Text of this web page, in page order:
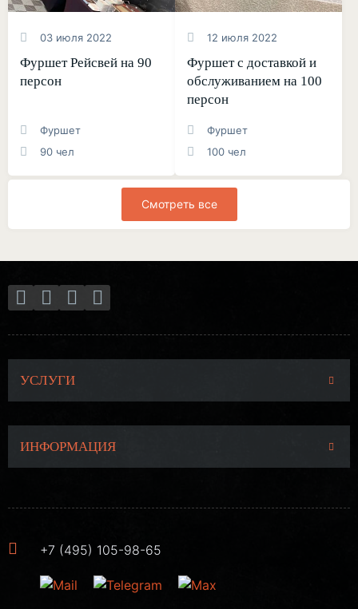
03 июля 2022
Фуршет Рейсвей на 90
персон
Фуршет
90 чел
12 июля 2022
Фуршет с доставкой и
обслуживанием на 100
персон
Фуршет
100 чел
Смотреть все
УСЛУГИ
ИНФОРМАЦИЯ
+7 (495) 105-98-65